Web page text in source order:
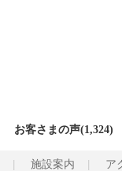
お客さまの声(1,324)
施設案内 ア